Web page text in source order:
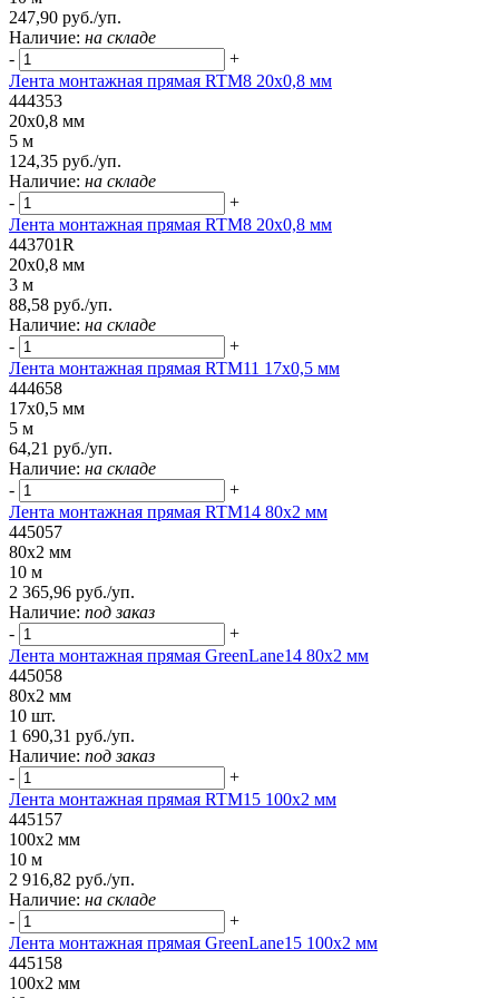
247,90 руб./уп.
Наличие: на складе
-
+
Лента монтажная прямая RTM8 20x0,8 мм
444353
20x0,8 мм
5 м
124,35 руб./уп.
Наличие: на складе
-
+
Лента монтажная прямая RTM8 20x0,8 мм
443701R
20x0,8 мм
3 м
88,58 руб./уп.
Наличие: на складе
-
+
Лента монтажная прямая RTM11 17x0,5 мм
444658
17x0,5 мм
5 м
64,21 руб./уп.
Наличие: на складе
-
+
Лента монтажная прямая RTM14 80x2 мм
445057
80x2 мм
10 м
2 365,96 руб./уп.
Наличие: под заказ
-
+
Лента монтажная прямая GreenLane14 80x2 мм
445058
80x2 мм
10 шт.
1 690,31 руб./уп.
Наличие: под заказ
-
+
Лента монтажная прямая RTM15 100x2 мм
445157
100x2 мм
10 м
2 916,82 руб./уп.
Наличие: на складе
-
+
Лента монтажная прямая GreenLane15 100x2 мм
445158
100x2 мм